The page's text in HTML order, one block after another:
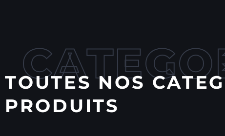
TOUTES NOS
PRODUITS